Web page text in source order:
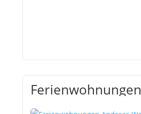
Ferienwohnungen